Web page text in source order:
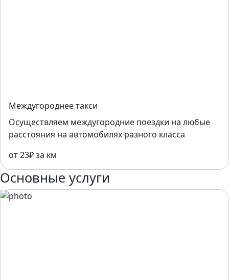
Междугороднее такси
Осуществляем междугородние поездки на любые
расстояния на автомобилях разного класса
от 23₽ за км
Основные услуги